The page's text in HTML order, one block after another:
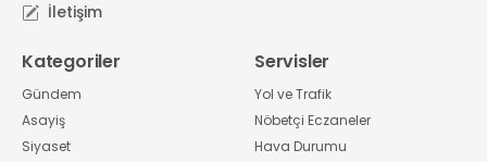
İletişim
Kategoriler
Gündem
Asayiş
Siyaset
Servisler
Yol ve Trafik
Nöbetçi Eczaneler
Hava Durumu